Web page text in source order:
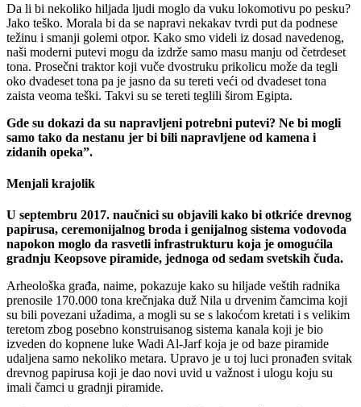
Da li bi nekoliko hiljada ljudi moglo da vuku lokomotivu po pesku?
Jako teško. Morala bi da se napravi nekakav tvrdi put da podnese
težinu i smanji golemi otpor. Kako smo videli iz dosad navedenog,
naši moderni putevi mogu da izdrže samo masu manju od četrdeset
tona. Prosečni traktor koji vuče dvostruku prikolicu može da tegli
oko dvadeset tona pa je jasno da su tereti veći od dvadeset tona
zaista veoma teški. Takvi su se tereti teglili širom Egipta.
Gde su dokazi da su napravljeni potrebni putevi? Ne bi mogli
samo tako da nestanu jer bi bili napravljene od kamena i
zidanih opeka”.
Menjali krajolik
U septembru 2017. naučnici su objavili kako bi otkriće drevnog
papirusa, ceremonijalnog broda i genijalnog sistema vodovoda
napokon moglo da rasvetli infrastrukturu koja je omogućila
gradnju Keopsove piramide, jednoga od sedam svetskih čuda.
Arheološka građa, naime, pokazuje kako su hiljade veštih radnika
prenosile 170.000 tona krečnjaka duž Nila u drvenim čamcima koji
su bili povezani užadima, a mogli su se s lakoćom kretati i s velikim
teretom zbog posebno konstruisanog sistema kanala koji je bio
izveden do kopnene luke Wadi Al-Jarf koja je od baze piramide
udaljena samo nekoliko metara. Upravo je u toj luci pronađen svitak
drevnog papirusa koji je dao novi uvid u važnost i ulogu koju su
imali čamci u gradnji piramide.